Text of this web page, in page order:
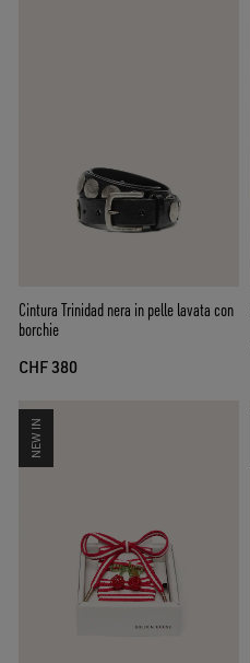
Cintura Trinidad nera in pelle lavata con
borchie
CHF 380
NEW IN